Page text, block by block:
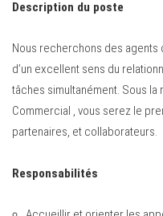
Description du poste
Nous recherchons des
d’un excellent sens du
tâches simultanément. Sous
Commercial , vous serez le
partenaires, et collaborateurs.
Responsabilités